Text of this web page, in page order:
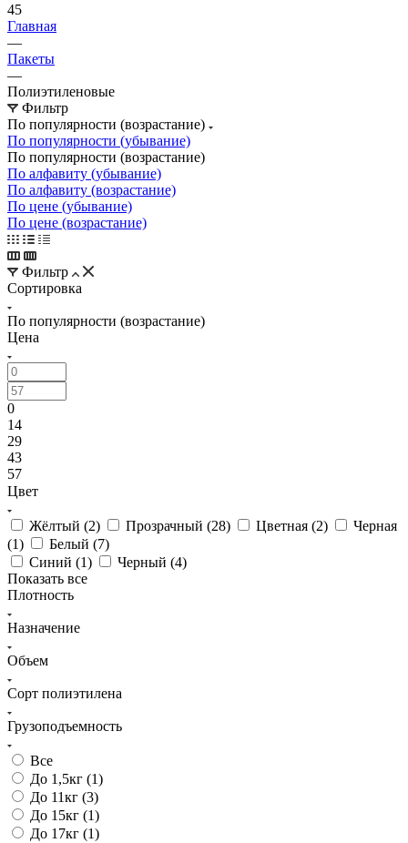
45
Главная
—
Пакеты
—
Полиэтиленовые
Фильтр
По популярности (возрастание)
По популярности (убывание)
По популярности (возрастание)
По алфавиту (убывание)
По алфавиту (возрастание)
По цене (убывание)
По цене (возрастание)
Фильтр
Сортировка
По популярности (возрастание)
Цена
0
14
29
43
57
Цвет
Жёлтый (2) Прозрачный (28) Цветная (2)
Черная
(1) Белый (7)
Синий (1) Черный (4)
Показать все
Плотность
Назначение
Объем
Сорт полиэтилена
Грузоподъемность
Все
До 1,5кг (1)
До 11кг (3)
До 15кг (1)
До 17кг (1)